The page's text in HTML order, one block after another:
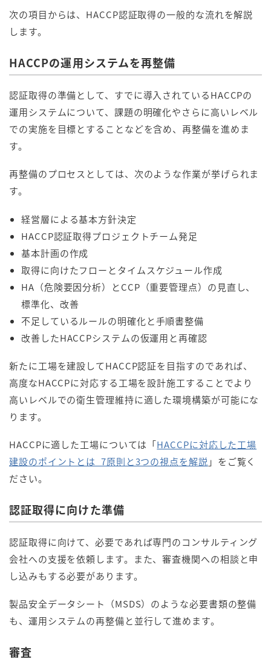
次の項目からは、HACCP認証取得の一般的な流れを解説
します。
HACCPの運用システムを再整備
認証取得の準備として、すでに導入されているHACCPの
運用システムについて、課題の明確化やさらに高いレベル
での実施を目標とすることなどを含め、再整備を進めま
す。
再整備のプロセスとしては、次のような作業が挙げられま
す。
経営層による基本方針決定
HACCP認証取得プロジェクトチーム発足
基本計画の作成
取得に向けたフローとタイムスケジュール作成
HA（危険要因分析）とCCP（重要管理点）の見直し、
標準化、改善
不足しているルールの明確化と手順書整備
改善したHACCPシステムの仮運用と再確認
新たに工場を建設してHACCP認証を目指すのであれば、
高度なHACCPに対応する工場を設計施工することでより
高いレベルでの衛生管理維持に適した環境構築が可能にな
ります。
HACCPに適した工場については「HACCPに対応した工場
建設のポイントとは_7原則と3つの視点を解説 」をご覧く
ださい。
認証取得に向けた準備
認証取得に向けて、必要であれば専門のコンサルティング
会社への支援を依頼します。また、審査機関への相談と申
し込みもする必要があります。
製品安全データシート（MSDS）のような必要書類の整備
も、運用システムの再整備と並行して進めます。
審査